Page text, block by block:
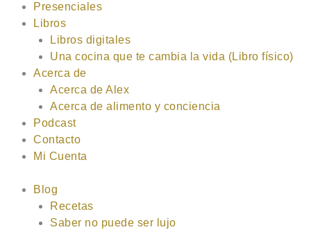
Presenciales
Libros
Libros digitales
Una cocina que te cambia la vida (Libro físico)
Acerca de
Acerca de Alex
Acerca de alimento y conciencia
Podcast
Contacto
Mi Cuenta
Blog
Recetas
Saber no puede ser lujo